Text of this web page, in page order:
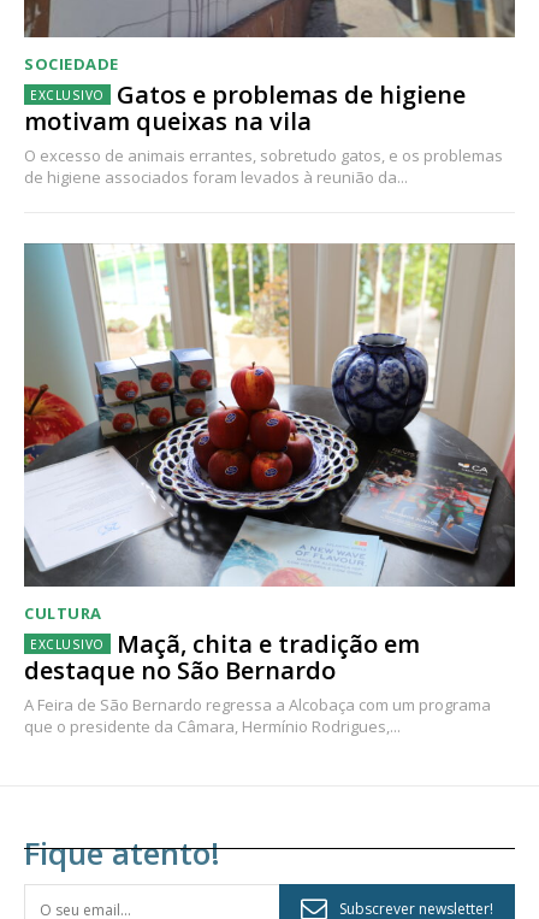
SOCIEDADE
Gatos e problemas de higiene
motivam queixas na vila
O excesso de animais errantes, sobretudo gatos, e os problemas
de higiene associados foram levados à reunião da...
CULTURA
Maçã, chita e tradição em
destaque no São Bernardo
A Feira de São Bernardo regressa a Alcobaça com um programa
que o presidente da Câmara, Hermínio Rodrigues,...
Fique atento!
Subscrever newsletter!